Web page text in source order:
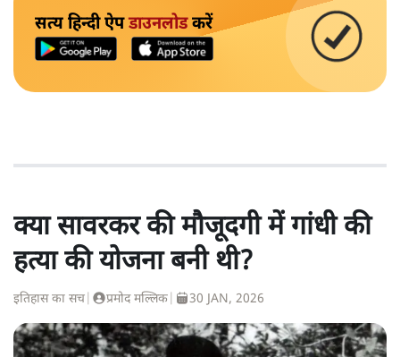
सत्य हिन्दी ऐपडाउनलोडकरें
क्या सावरकर की मौजूदगी में गांधी की
हत्या की योजना बनी थी?
इतिहास का सच प्रमोद मल्लिक 30 JAN, 2026